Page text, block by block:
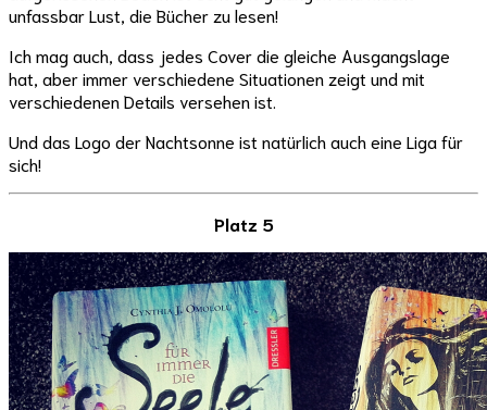
unfassbar Lust, die Bücher zu lesen!
Ich mag auch, dass jedes Cover die gleiche Ausgangslage
hat, aber immer verschiedene Situationen zeigt und mit
verschiedenen Details versehen ist.
Und das Logo der Nachtsonne ist natürlich auch eine Liga für
sich!
Platz 5